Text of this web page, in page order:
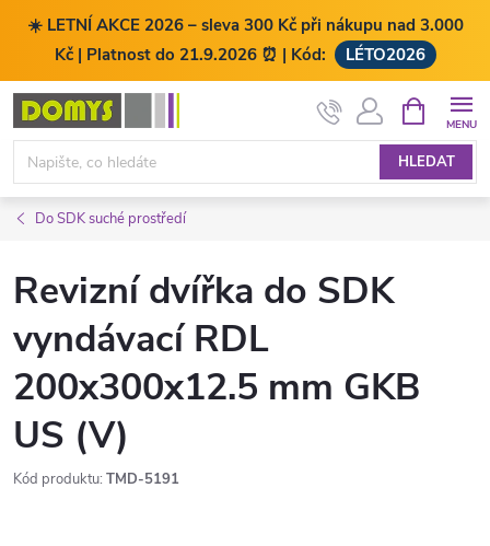
☀️ LETNÍ AKCE 2026 – sleva 300 Kč při nákupu nad 3.000
Kč | Platnost do 21.9.2026 ⏰ | Kód:
LÉTO2026
Přejít
obsah
HLEDAT
NÁKUPNÍ
KOŠÍK
Do SDK suché prostředí
Revizní dvířka do SDK
vyndávací RDL
200x300x12.5 mm GKB
US (V)
Kód produktu: TMD-5191